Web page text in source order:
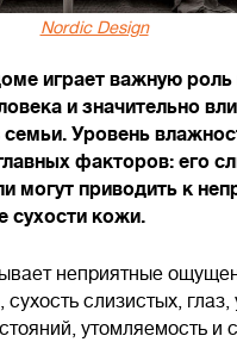
Nordic Design
играет важную роль
и значительно
Уровень
факторов: его
могут приводить к
сухости кожи.
неприятные
слизистых,
утомляемость и